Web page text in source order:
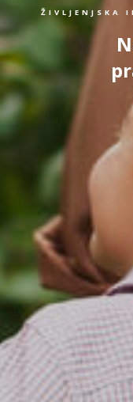
ŽIVLJENJSKA